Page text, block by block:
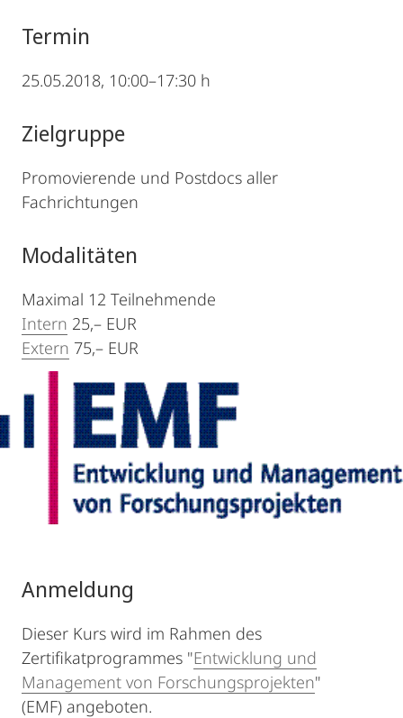
Termin
25.05.2018, 10:00–17:30 h
Zielgruppe
Promovierende und Postdocs aller
Fachrichtungen
Modalitäten
Maximal 12 Teilnehmende
Intern 25,– EUR
Extern 75,– EUR
Anmeldung
Dieser Kurs wird im Rahmen des
Zertifikatprogrammes "Entwicklung und
Management von Forschungsprojekten"
(EMF) angeboten.